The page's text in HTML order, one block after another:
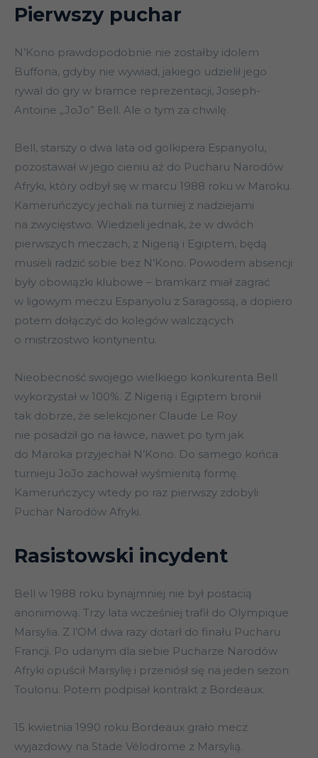
Pierwszy puchar
N’Kono prawdopodobnie nie zostałby idolem
Buffona, gdyby nie wywiad, jakiego udzielił jego
rywal do gry w bramce reprezentacji, Joseph-
Antoine „JoJo” Bell. Ale o tym za chwilę.
Bell, starszy o dwa lata od golkipera Espanyolu,
pozostawał w jego cieniu aż do Pucharu Narodów
Afryki, który odbył się w marcu 1988 roku w Maroku.
Kameruńczycy jechali na turniej z nadziejami
na zwycięstwo. Wiedzieli jednak, że w dwóch
pierwszych meczach, z Nigerią i Egiptem, będą
musieli radzić sobie bez N’Kono. Powodem absencji
były obowiązki klubowe – bramkarz miał zagrać
w ligowym meczu Espanyolu z Saragossą, a dopiero
potem dołączyć do kolegów walczących
o mistrzostwo kontynentu.
Nieobecność swojego wielkiego konkurenta Bell
wykorzystał w 100%. Z Nigerią i Egiptem bronił
tak dobrze, że selekcjoner Claude Le Roy
nie posadził go na ławce, nawet po tym jak
do Maroka przyjechał N’Kono. Do samego końca
turnieju JoJo zachował wyśmienitą formę.
Kameruńczycy wtedy po raz pierwszy zdobyli
Puchar Narodów Afryki.
Rasistowski incydent
Bell w 1988 roku bynajmniej nie był postacią
anonimową. Trzy lata wcześniej trafił do Olympique
Marsylia. Z l’OM dwa razy dotarł do finału Pucharu
Francji. Po udanym dla siebie Pucharze Narodów
Afryki opuścił Marsylię i przeniósł się na jeden sezon
Toulonu. Potem podpisał kontrakt z Bordeaux.
15 kwietnia 1990 roku Bordeaux grało mecz
wyjazdowy na Stade Vélodrome z Marsylią.